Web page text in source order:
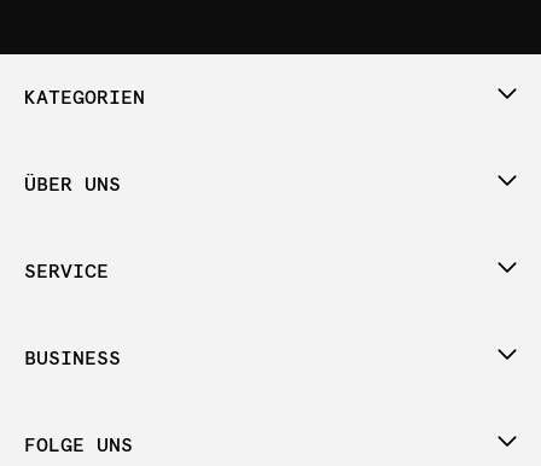
KATEGORIEN
ÜBER UNS
SERVICE
BUSINESS
FOLGE UNS